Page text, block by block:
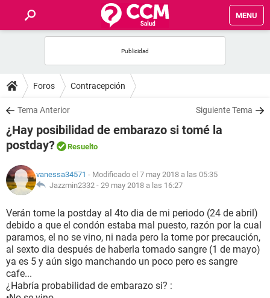
MENU
FOROS
SALUD
FAMILIA
NUTRICIÓN
SEXUALIDAD
GLOSARIO
Foros Contracepción
Tema Anterior Siguiente Tema
¿Hay posibilidad de embarazo si tomé la
postday?
Resuelto
vanessa34571 - Modificado el 7 may 2018 a las 05:35
Jazzmin2332 - 29 may 2018 a las 16:27
Verán tome la postday al 4to dia de mi periodo (24 de abril)
debido a que el condón estaba mal puesto, razón por la cual
paramos, el no se vino, ni nada pero la tome por precaución,
al sexto dia después de haberla tomado sangre (1 de mayo)
ya es 5 y aún sigo manchando un poco pero es sangre
cafe...
¿Habría probabilidad de embarazo si? :